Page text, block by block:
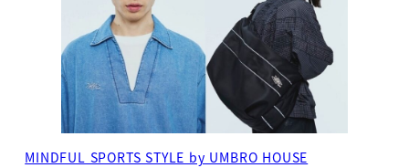
MINDFUL SPORTS STYLE by UMBRO HOUSE